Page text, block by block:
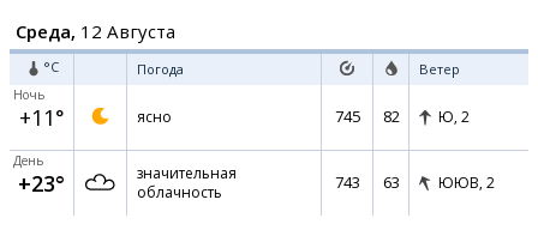
Среда, 12 Августа
°C Погода Ветер
Ночь
+11° ясно 745 82 Ю, 2
День
+23°
значительная
облачность
743 63 ЮЮВ, 2